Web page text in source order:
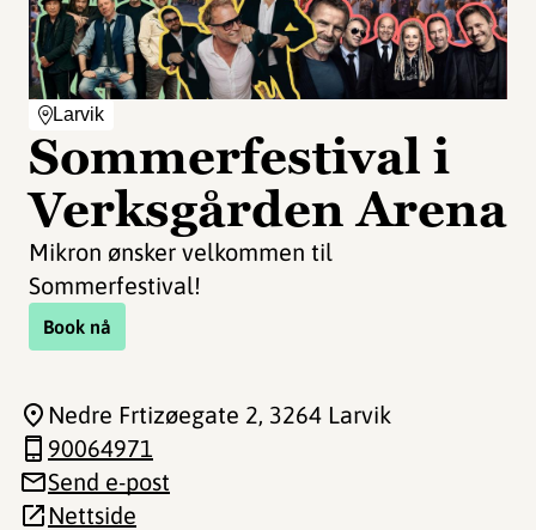
Larvik
Sommerfestival i
Verksgården Arena
Mikron ønsker velkommen til
Sommerfestival!
Book nå
Nedre Frtizøegate 2, 3264 Larvik
90064971
Send e-post
Nettside